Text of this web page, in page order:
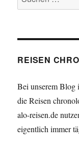
nach:
REISEN
Bei unserem Blog
die Reisen
alo-reisen.de
eigentlich immer